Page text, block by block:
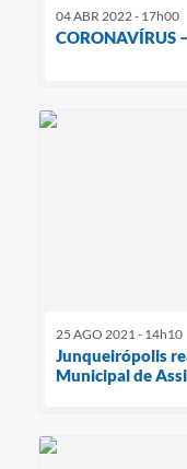
04 ABR 2022 - 17h00
CORONAVÍRUS
25 AGO 2021 - 14h10
Junqueirópolis
Municipal de